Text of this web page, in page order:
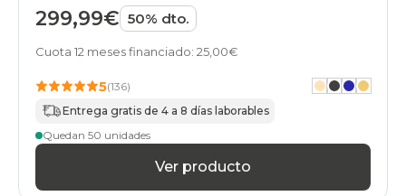
299,99€ 50% dto.
Cuota 12 meses financiado: 25,00€
5(136)
Entrega gratis de 4 a 8 días laborables
Quedan 50 unidades
Ver producto